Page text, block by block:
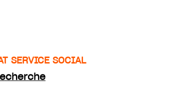
SERVICE SOCIAL